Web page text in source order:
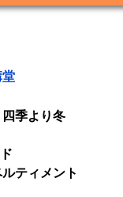
季より冬
ティメント